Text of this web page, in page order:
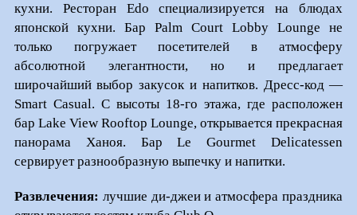
кухни. Ресторан Edo специализируется на блюдах
японской кухни. Бар Palm Court Lobby Lounge не
только погружает посетителей в атмосферу
абсолютной элегантности, но и предлагает
широчайший выбор закусок и напитков. Дресс-код —
Smart Casual. С высоты 18-го этажа, где расположен
бар Lake View Rooftop Lounge, открывается прекрасная
панорама Ханоя. Бар Le Gourmet Delicatessen
сервирует разнообразную выпечку и напитки.
Развлечения: лучшие ди-джеи и атмосфера праздника